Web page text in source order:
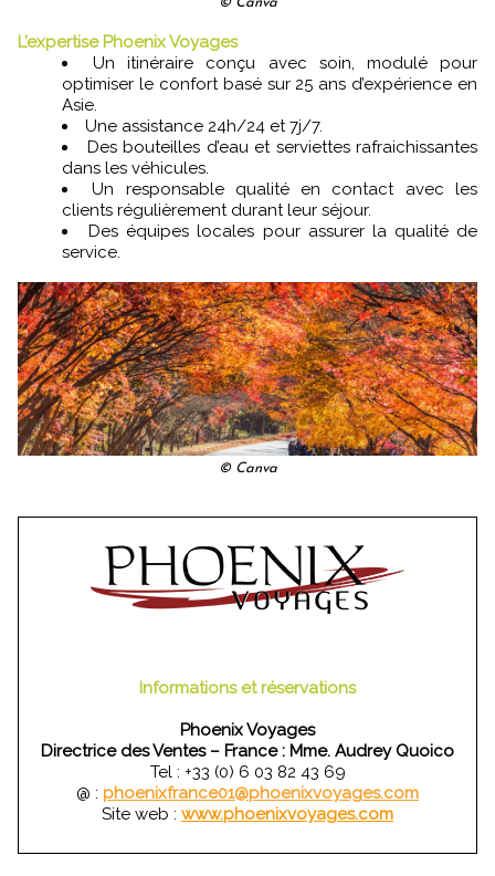
© Canva
L’expertise Phoenix Voyages
Un itinéraire conçu avec soin, modulé pour
optimiser le confort basé sur 25 ans d’expérience en
Asie.
Une assistance 24h/24 et 7j/7.
Des bouteilles d’eau et serviettes rafraichissantes
dans les véhicules.
Un responsable qualité en contact avec les
clients régulièrement durant leur séjour.
Des équipes locales pour assurer la qualité de
service.
© Canva
Informations et réservations
Phoenix Voyages
Directrice des Ventes – France : Mme. Audrey Quoico
Tel : +33 (0) 6 03 82 43 69
@ : phoenixfrance01@phoenixvoyages.com
Site web : www.phoenixvoyages.com